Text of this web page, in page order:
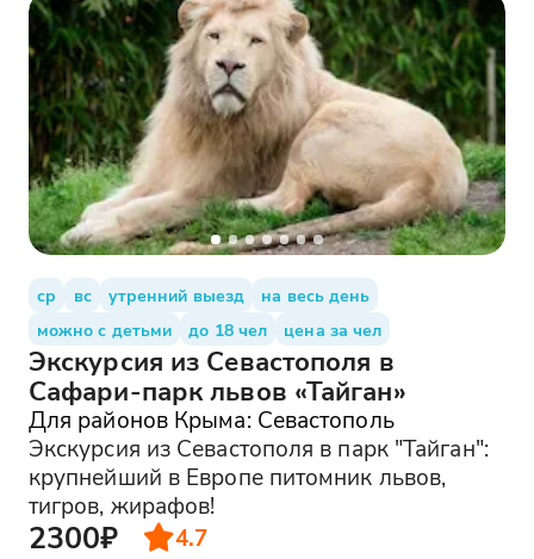
ср вс утренний выезд
на весь день
можно с детьми
до 18 чел цена за чел
Экскурсия из Севастополя в
Сафари-парк львов «Тайган»
Для районов Крыма: Севастополь
Экскурсия из Севастополя в парк "Тайган":
крупнейший в Европе питомник львов,
тигров, жирафов!
2300₽ 4.7